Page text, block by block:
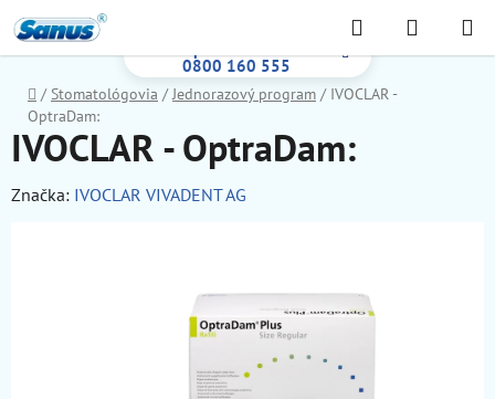
na
obsah
0800 160 555
Hľadať
KOŠÍK
Domov
/ Stomatológovia / Jednorazový program / IVOCLAR -
OptraDam:
IVOCLAR - OptraDam:
Značka: IVOCLAR VIVADENT AG